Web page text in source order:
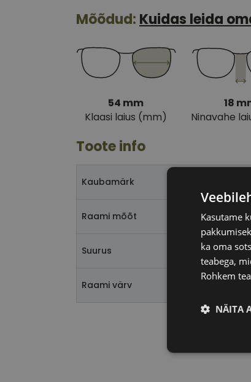
Mõõdud: Kuidas leida
54 mm
Klaasi laius (mm)
18
Ninavahe
Toote info
Kaubamärk
Raami mõõt
Suurus
Raami värv
Kasutame
ka oma
teabega,
Rohkem
NÄITA